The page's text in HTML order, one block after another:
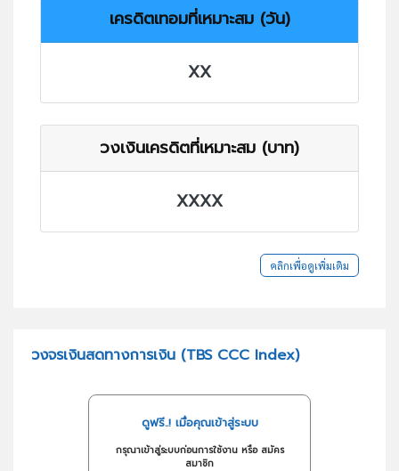
เครดิตเทอมที่เหมาะสม (วัน)
XX
วงเงินเครดิตที่เหมาะสม (บาท)
XXXX
คลิกเพื่อดูเพิ่มเติม
วงจรเงินสดทางการเงิน (TBS CCC Index)
ดูฟรี..! เมื่อคุณเข้าสู่ระบบ
กรุณาเข้าสู่ระบบก่อนการใช้งาน หรือ สมัคร
สมาชิก